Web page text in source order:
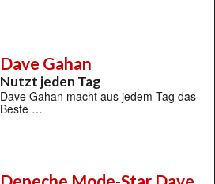
Dave Gahan
Nutzt jeden Tag
Dave Gahan macht aus jedem Tag das
Beste …